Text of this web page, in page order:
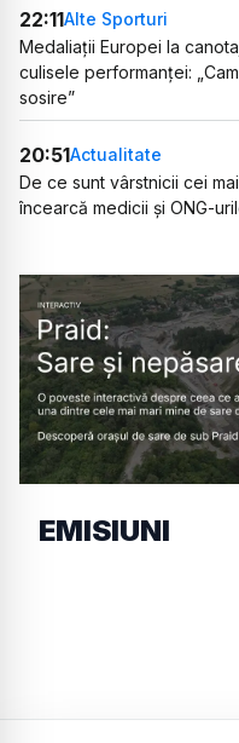
22:11Alte Sporturi
Medaliații Europei la
culisele performanței:
sosire”
20:51Actualitate
De ce sunt vârstnicii cei
încearcă medicii și ONG-
EMISIUNI